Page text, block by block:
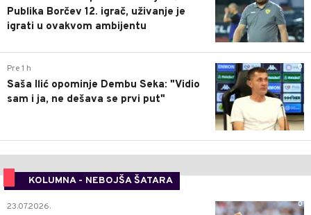
Publika Borčev 12. igrač, uživanje je
igrati u ovakvom ambijentu
0
Pre 1 h
Saša Ilić opominje Dembu Seka: "Vidio
sam i ja, ne dešava se prvi put"
KOLUMNA - NEBOJŠA ŠATARA
0
23.07.2026.